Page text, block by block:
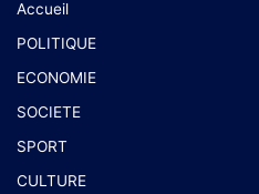
Accueil
POLITIQUE
ECONOMIE
SOCIETE
SPORT
CULTURE